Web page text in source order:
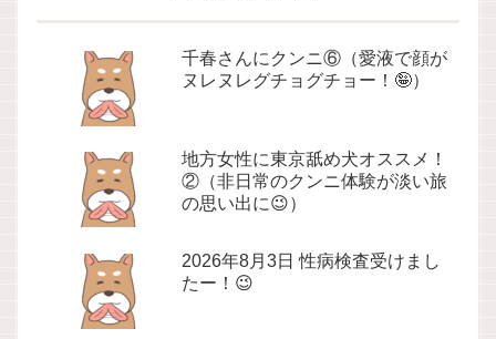
千春さんにクンニ⑥（愛液で顔が
ヌレヌレグチョグチョー！🤪）
地方女性に東京舐め犬オススメ！
②（非日常のクンニ体験が淡い旅
の思い出に😉）
2026年8月3日 性病検査受けまし
たー！😉